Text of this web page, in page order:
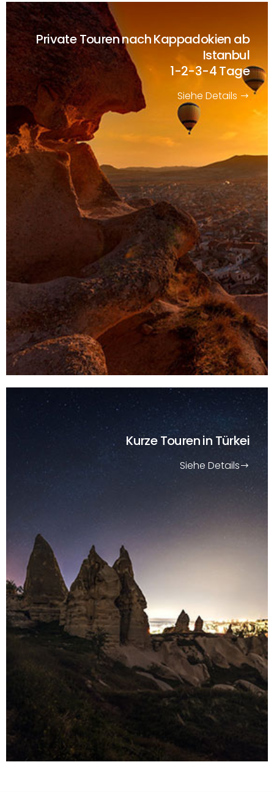
Private Touren nach Kappadokien ab
Istanbul
1-2-3-4 Tage
Siehe Details
Kurze Tourenin Türkei
Siehe Details